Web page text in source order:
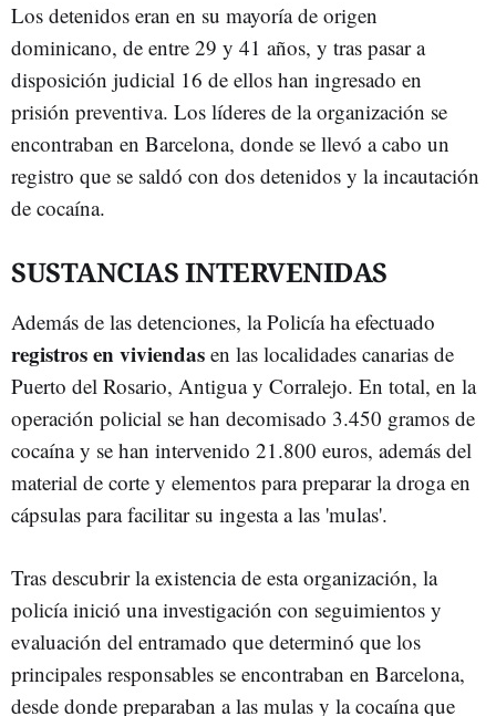
Los detenidos eran en su mayoría de origen
dominicano, de entre 29 y 41 años, y tras pasar a
disposición judicial 16 de ellos han ingresado en
prisión preventiva. Los líderes de la organización se
encontraban en Barcelona, donde se llevó a cabo un
registro que se saldó con dos detenidos y la incautación
de cocaína.
SUSTANCIAS INTERVENIDAS
Además de las detenciones, la Policía ha efectuado
registros en viviendas en las localidades canarias de
Puerto del Rosario, Antigua y Corralejo. En total, en la
operación policial se han decomisado 3.450 gramos de
cocaína y se han intervenido 21.800 euros, además del
material de corte y elementos para preparar la droga en
cápsulas para facilitar su ingesta a las 'mulas'.
Tras descubrir la existencia de esta organización, la
policía inició una investigación con seguimientos y
evaluación del entramado que determinó que los
principales responsables se encontraban en Barcelona,
desde donde preparaban a las mulas y la cocaína que